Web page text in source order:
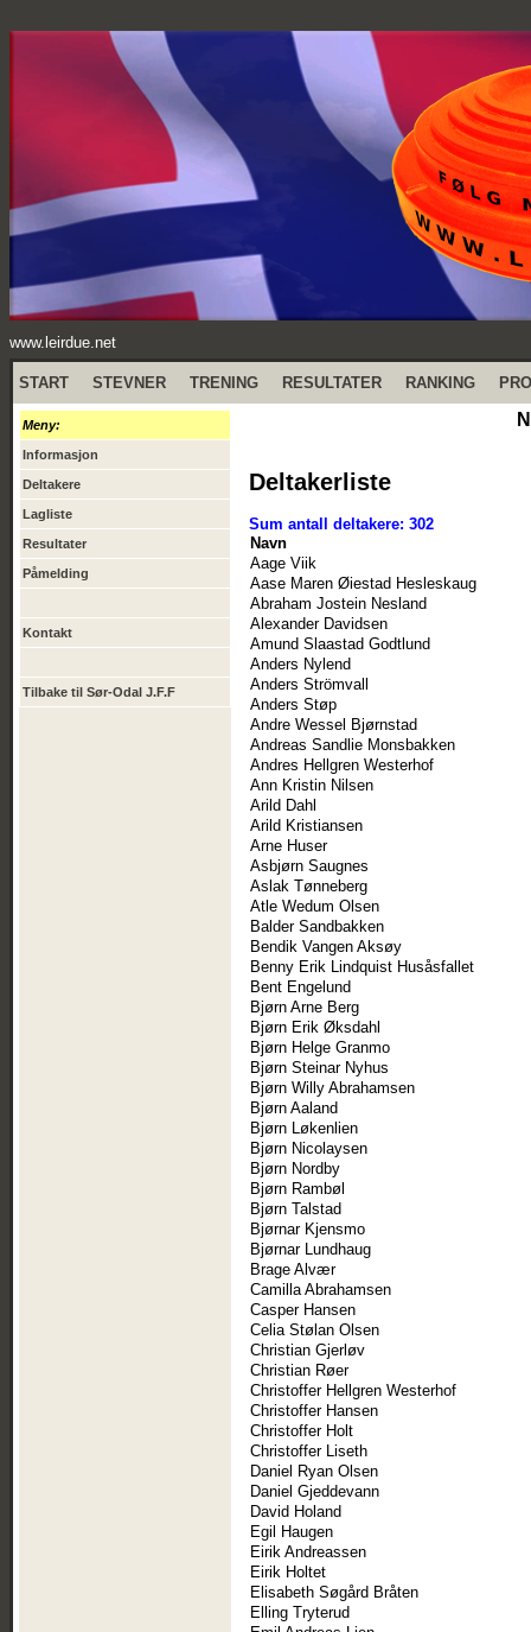
www.leirdue.net
START STEVNER TRENING RESULTATER RANKING
Meny:
Informasjon
Deltakere
Lagliste
Resultater
Påmelding
Kontakt
Tilbake til Sør-Odal J.F.F
Deltakerliste
Sum antall deltakere: 302
Navn
Aage Viik
Aase Maren Øiestad Hesleskaug
Abraham Jostein Nesland
Alexander Davidsen
Amund Slaastad Godtlund
Anders Nylend
Anders Strömvall
Anders Støp
Andre Wessel Bjørnstad
Andreas Sandlie Monsbakken
Andres Hellgren Westerhof
Ann Kristin Nilsen
Arild Dahl
Arild Kristiansen
Arne Huser
Asbjørn Saugnes
Aslak Tønneberg
Atle Wedum Olsen
Balder Sandbakken
Bendik Vangen Aksøy
Benny Erik Lindquist Husåsfallet
Bent Engelund
Bjørn Arne Berg
Bjørn Erik Øksdahl
Bjørn Helge Granmo
Bjørn Steinar Nyhus
Bjørn Willy Abrahamsen
Bjørn Aaland
Bjørn Løkenlien
Bjørn Nicolaysen
Bjørn Nordby
Bjørn Rambøl
Bjørn Talstad
Bjørnar Kjensmo
Bjørnar Lundhaug
Brage Alvær
Camilla Abrahamsen
Casper Hansen
Celia Stølan Olsen
Christian Gjerløv
Christian Røer
Christoffer Hellgren Westerhof
Christoffer Hansen
Christoffer Holt
Christoffer Liseth
Daniel Ryan Olsen
Daniel Gjeddevann
David Holand
Egil Haugen
Eirik Andreassen
Eirik Holtet
Elisabeth Søgård Bråten
Elling Tryterud